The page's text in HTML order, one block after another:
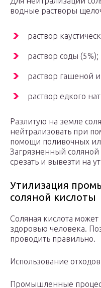
водные растворы
раствор
раствор соды (5%);
раствор гашеной
раствор едкого
Разлитую на земле
нейтрализовать при
помощи поливочных
Загрязненный соляной
срезать и вывезти на
Утилизация
соляной кислоты
Соляная кислота
здоровью человека.
проводить правильно.
Использование отходов
Промышленные